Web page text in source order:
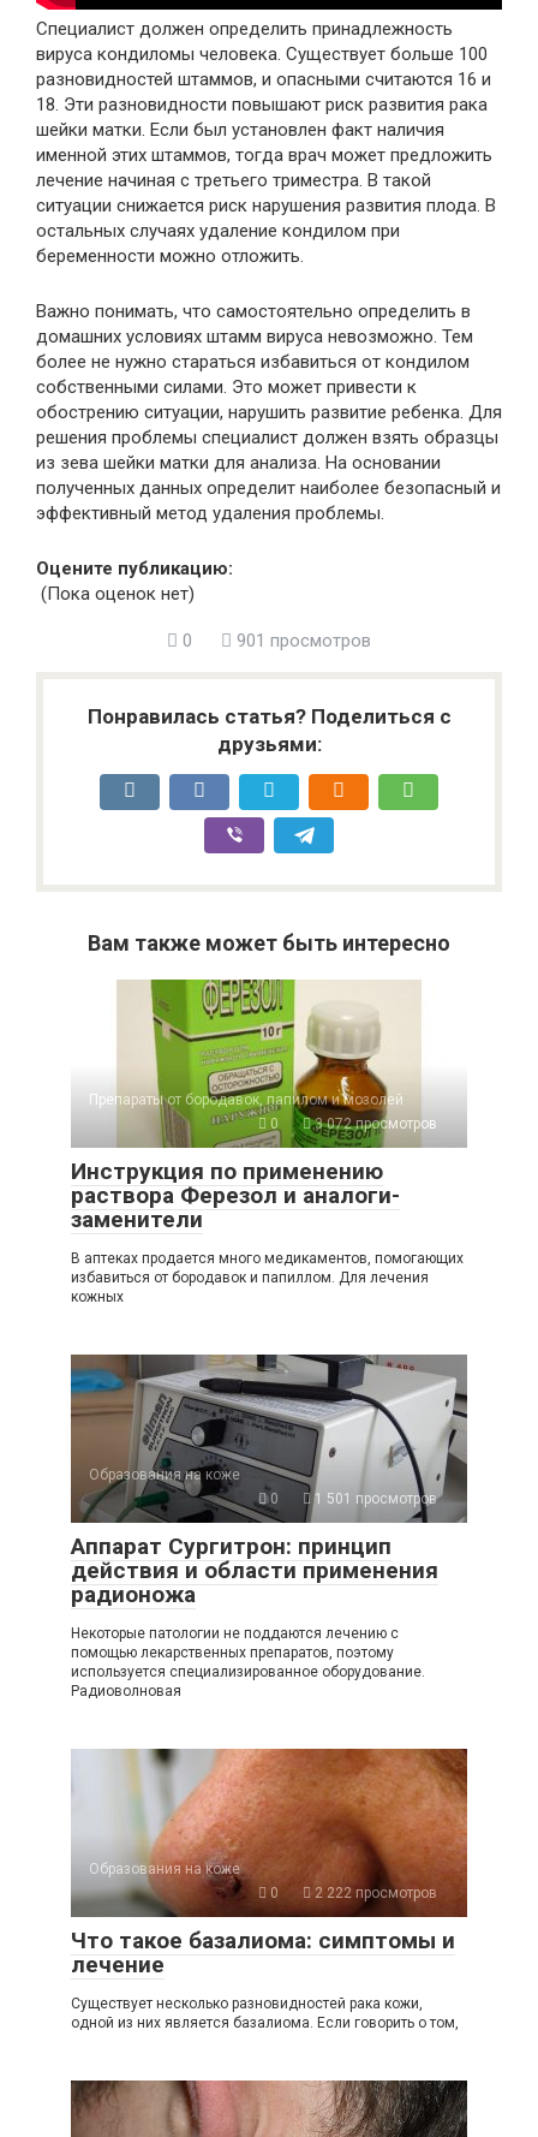
Специалист должен определить принадлежность
вируса кондиломы человека. Существует больше 100
разновидностей штаммов, и опасными считаются 16 и
18. Эти разновидности повышают риск развития рака
шейки матки. Если был установлен факт наличия
именной этих штаммов, тогда врач может предложить
лечение начиная с третьего триместра. В такой
ситуации снижается риск нарушения развития плода. В
остальных случаях удаление кондилом при
беременности можно отложить.
Важно понимать, что самостоятельно определить в
домашних условиях штамм вируса невозможно. Тем
более не нужно стараться избавиться от кондилом
собственными силами. Это может привести к
обострению ситуации, нарушить развитие ребенка. Для
решения проблемы специалист должен взять образцы
из зева шейки матки для анализа. На основании
полученных данных определит наиболее безопасный и
эффективный метод удаления проблемы.
Оцените публикацию:
(Пока оценок нет)
0 901 просмотров
Понравилась статья? Поделиться с
друзьями:
Вам также может быть интересно
Препараты от бородавок, папилом и мозолей
0
3 072 просмотров
Инструкция по применению
раствора Ферезол и аналоги-
заменители
В аптеках продается много медикаментов, помогающих
избавиться от бородавок и папиллом. Для лечения
кожных
Образования на коже
0
1 501 просмотров
Аппарат Сургитрон: принцип
действия и области применения
радионожа
Некоторые патологии не поддаются лечению с
помощью лекарственных препаратов, поэтому
используется специализированное оборудование.
Радиоволновая
Образования на коже
0
2 222 просмотров
Что такое базалиома: симптомы и
лечение
Существует несколько разновидностей рака кожи,
одной из них является базалиома. Если говорить о том,